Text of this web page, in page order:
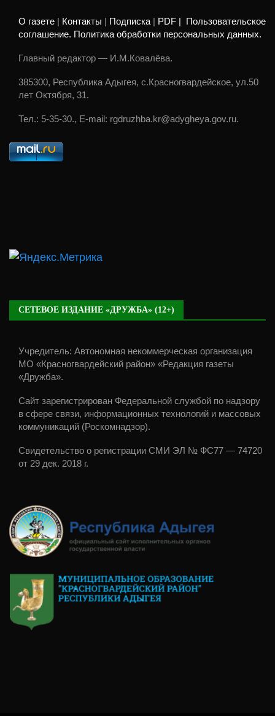
О газете Контакты Подписка PDF |
Пользовательское
соглашение. Политика обработки персональных данных.
Главный редактор — И.М.Ковалёва.
385300, Республика Адыгея, с.Красногвардейское, ул.50
лет Октября, 31.
Тел.: 5-35-30., E-mail: rgdruzhba.kr@adygheya.gov.ru.
СЕТЕВОЕ ИЗДАНИЕ «ДРУЖБА» (12+)
Учредитель: Автономная некоммерческая организация
МО «Красногвардейский район» «Редакция газеты
«Дружба».
Сайт зарегистрирован Федеральной службой по надзору
в сфере связи, информационных технологий и массовых
коммуникаций (Роскомнадзор).
Свидетельство о регистрации СМИ ЭЛ № ФС77 — 74720
от 29 дек. 2018 г.